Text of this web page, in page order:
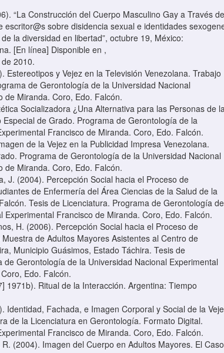
“La Construcción del Cuerpo Masculino Gay a Través
escritor@s sobre disidencia sexual e identidades
la diversidad en libertad”, octubre 19, México:
[En línea] Disponible en ,
2010.
Estereotipos y Vejez en la Televisión Venezolana. Trabajo
de Gerontología de la Universidad Nacional
de Miranda. Coro, Edo. Falcón.
Socializadora ¿Una Alternativa para las Personas de la
de Grado. Programa de Gerontología de la
Francisco de Miranda. Coro, Edo. Falcón.
de la Vejez en la Publicidad Impresa Venezolana.
Programa de Gerontología de la Universidad Nacional
de Miranda. Coro, Edo. Falcón.
J. (2004). Percepción Social hacia el Proceso de
de Enfermería del Área Ciencias de la Salud de la
Tesis de Licenciatura. Programa de Gerontología de
Experimental Francisco de Miranda. Coro, Edo. Falcón.
H. (2006). Percepción Social hacia el Proceso de
de Adultos Mayores Asistentes al Centro de
Municipio Guásimos, Estado Táchira. Tesis de
de Gerontología de la Universidad Nacional Experimental
Edo. Falcón.
1971b). Ritual de la Interacción. Argentina: Tiempo
Identidad, Fachada, e Imagen Corporal y Social de la
de la Licenciatura en Gerontología. Formato Digital.
Francisco de Miranda. Coro, Edo. Falcón.
(2004). Imagen del Cuerpo en Adultos Mayores. El